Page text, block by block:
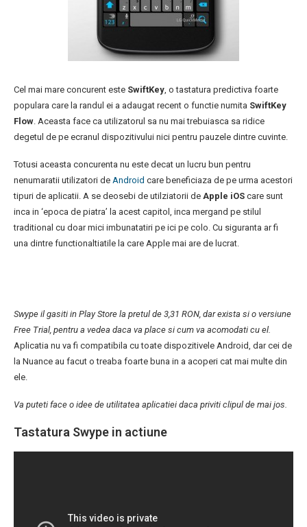
Cel mai mare concurent este SwiftKey, o tastatura predictiva foarte
populara care la randul ei a adaugat recent o functie numita SwiftKey
Flow. Aceasta face ca utilizatorul sa nu mai trebuiasca sa ridice
degetul de pe ecranul dispozitivului nici pentru pauzele dintre cuvinte.
Totusi aceasta concurenta nu este decat un lucru bun pentru
nenumaratii utilizatori de Android care beneficiaza de pe urma acestori
tipuri de aplicatii. A se deosebi de utilziatorii de Apple iOS care sunt
inca in ‘epoca de piatra’ la acest capitol, inca mergand pe stilul
traditional cu doar mici imbunatatiri pe ici pe colo. Cu siguranta ar fi
una dintre functionaltiatile la care Apple mai are de lucrat.
Swype il gasiti in Play Store la pretul de 3,31 RON, dar exista si o versiune
Free Trial, pentru a vedea daca va place si cum va acomodati cu el.
Aplicatia nu va fi compatibila cu toate dispozitivele Android, dar cei de
la Nuance au facut o treaba foarte buna in a acoperi cat mai multe din
ele.
Va puteti face o idee de utilitatea aplicatiei daca priviti clipul de mai jos.
Tastatura Swype in actiune